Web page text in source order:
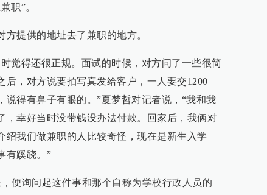
职”。
提供的地址去了兼职的地方。
觉得还很正规。面试的时候，对方问了一些很简
后，对方说要拍写真发给客户，一人要交1200
说得有鼻子有眼的。”夏梦哲对记者说，“我和我
，幸好当时没带钱没办法付款。回家后，我俩对
绍我们做兼职的人比较奇怪，现在是新生入学
有蹊跷。”
便询问起这件事和那个自称为学校行政人员的